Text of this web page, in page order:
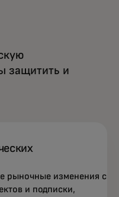
защитить и
рыночные изменения с
и подписки,